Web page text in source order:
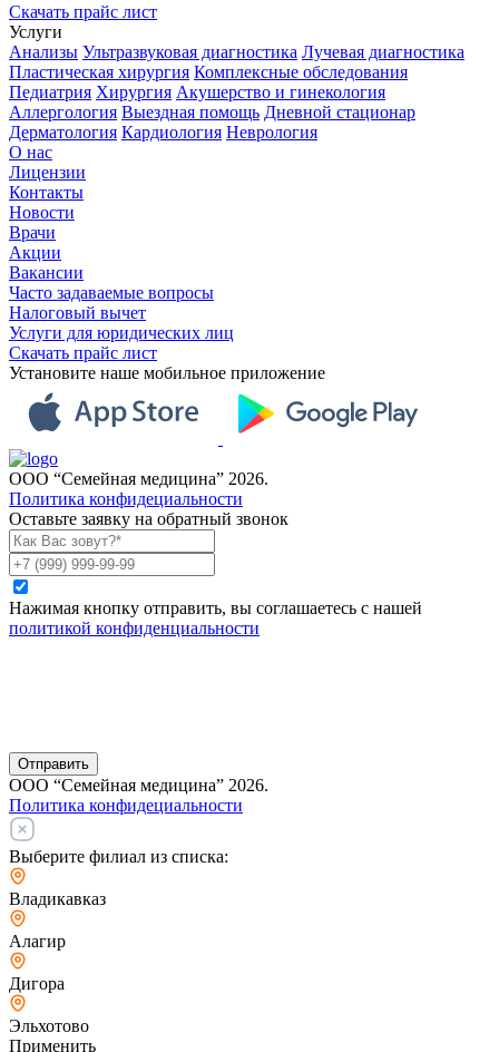
Скачать прайс лист
Услуги
Анализы Ультразвуковая диагностика Лучевая диагностика
Пластическая хирургия Комплексные обследования
Педиатрия Хирургия Акушерство и гинекология
Аллергология Выездная помощь Дневной стационар
Дерматология Кардиология Неврология
О нас
Лицензии
Контакты
Новости
Врачи
Акции
Вакансии
Часто задаваемые вопросы
Налоговый вычет
Услуги для юридических лиц
Скачать прайс лист
Установите наше мобильное приложение
ООО “Семейная медицина” 2026.
Политика конфидециальности
Оставьте заявку на обратный звонок
Нажимая кнопку отправить, вы соглашаетесь с нашей
политикой конфиденциальности
Отправить
ООО “Семейная медицина” 2026.
Политика конфидециальности
Выберите филиал из списка:
Владикавказ
Алагир
Дигора
Эльхотово
Применить